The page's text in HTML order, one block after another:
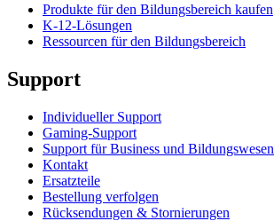
Produkte für den Bildungsbereich kaufen
K-12-Lösungen
Ressourcen für den Bildungsbereich
Support
Individueller Support
Gaming-Support
Support für Business und Bildungswesen
Kontakt
Ersatzteile
Bestellung verfolgen
Rücksendungen & Stornierungen